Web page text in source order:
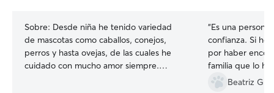
Sobre: Desde niña he tenido variedad
de mascotas como caballos, conejos,
perros y hasta ovejas, de las cuales he
cuidado con mucho amor siempre.
“Es una
confianza. Si he anulado las reservas, es
por haber
familia que lo hará. Sólo puedo
gracias por el
Beatriz G.